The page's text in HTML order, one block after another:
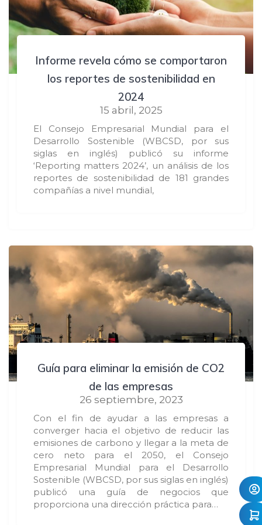
Informe revela cómo se comportaron
los reportes de sostenibilidad en
2024
15 abril, 2025
El Consejo Empresarial Mundial para el
Desarrollo Sostenible (WBCSD, por sus
siglas en inglés) publicó su informe
‘Reporting matters 2024’, un análisis de los
reportes de sostenibilidad de 181 grandes
compañías a nivel mundial,
Guía para eliminar la emisión de CO2
de las empresas
26 septiembre, 2023
Con el fin de ayudar a las empresas a
converger hacia el objetivo de reducir las
emisiones de carbono y llegar a la meta de
cero neto para el 2050, el Consejo
Empresarial Mundial para el Desarrollo
Sostenible (WBCSD, por sus siglas en inglés)
publicó una guía de negocios que
proporciona una dirección práctica para…